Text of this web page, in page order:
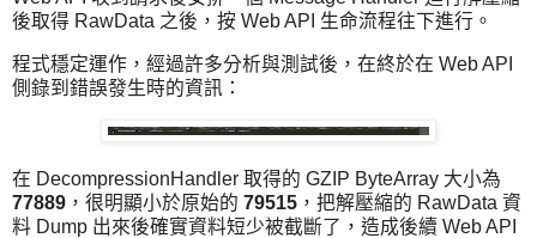
後取得 RawData 之後，按 Web API 生命流程往下進行。
程式穩定運作，經過許多分析與測試後，在終於在 Web API
側錄到錯誤發生時的資訊：
在 DecompressionHandler 取得的 GZIP ByteArray 大小為
77889 ，很明顯小於原始的 79515 ，把解壓縮的 RawData 資
料 Dump 出來後確實資料短少被截斷了，造成後續 Web API